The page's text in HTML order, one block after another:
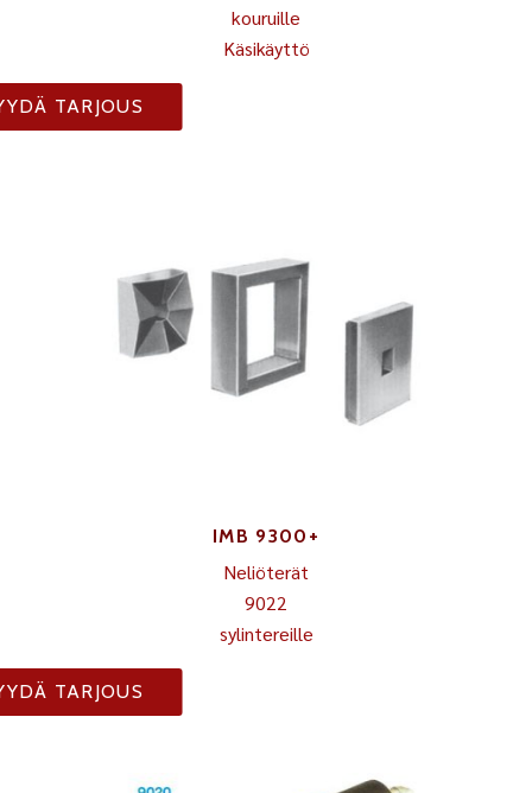
kouruille
Käsikäyttö
TARJOUS
IMB 9300+
Neliöterät
9022
sylintereille
TARJOUS